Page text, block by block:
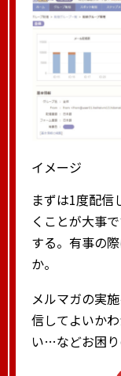
イメージ
まずは1度配信
くことが大事
する。有事の
か。
メルマガの実
信してよいか
い…などお困り